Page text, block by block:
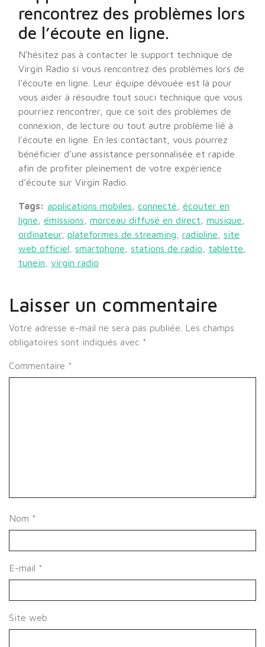
rencontrez des problèmes lors
de l’écoute en ligne.
N’hésitez pas à contacter le support technique de
Virgin Radio si vous rencontrez des problèmes lors de
l’écoute en ligne. Leur équipe dévouée est là pour
vous aider à résoudre tout souci technique que vous
pourriez rencontrer, que ce soit des problèmes de
connexion, de lecture ou tout autre problème lié à
l’écoute en ligne. En les contactant, vous pourrez
bénéficier d’une assistance personnalisée et rapide
afin de profiter pleinement de votre expérience
d’écoute sur Virgin Radio.
Tags: applications mobiles connecté
écouter en
ligne
émissions morceau diffusé en direct musique
ordinateur plateformes de streaming radioline
site
web officiel
smartphone stations de radio tablette
tunein
virgin radio
Laisser un commentaire
Votre adresse e-mail ne sera pas publiée.
Les champs
obligatoires sont indiqués avec *
Commentaire *
Nom *
E-mail *
Site web